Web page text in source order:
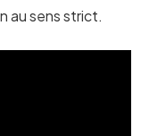
au sens strict.